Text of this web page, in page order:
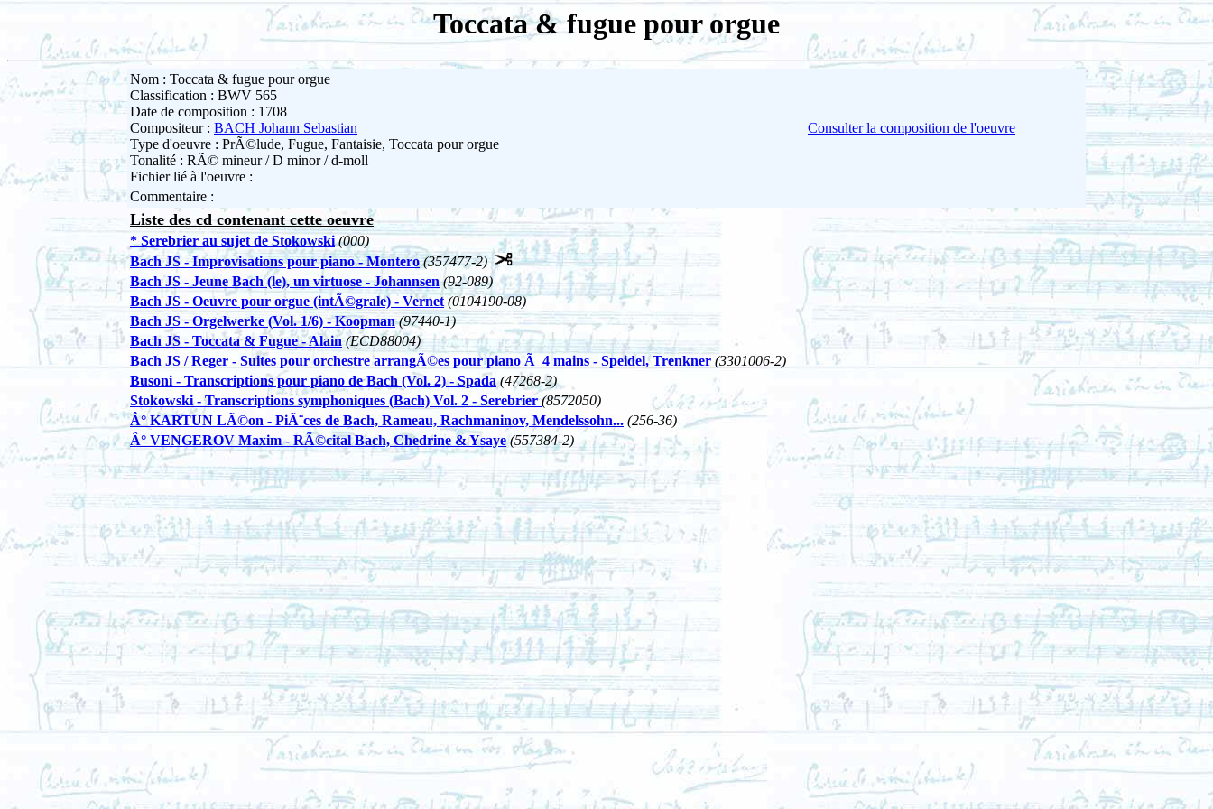
Toccata & fugue pour orgue
Nom : Toccata & fugue pour orgue
Classification : BWV 565
Date de composition : 1708
Compositeur : BACH Johann Sebastian
Type d'oeuvre : PrÃ©lude, Fugue, Fantaisie, Toccata pour orgue
Tonalité : RÃ© mineur / D minor / d-moll
Fichier lié à l'oeuvre :
Consulter la composition de l'oeuvre
Commentaire :
Liste des cd contenant cette oeuvre
* Serebrier au sujet de Stokowski (000)
Bach JS - Improvisations pour piano - Montero (357477-2)
Bach JS - Jeune Bach (le), un virtuose - Johannsen (92-089)
Bach JS - Oeuvre pour orgue (intÃ©grale) - Vernet (0104190-08)
Bach JS - Orgelwerke (Vol. 1/6) - Koopman (97440-1)
Bach JS - Toccata & Fugue - Alain (ECD88004)
Bach JS / Reger - Suites pour orchestre arrangÃ©es pour piano Ã 4 mains - Speidel, Trenkner (3301006-2)
Busoni - Transcriptions pour piano de Bach (Vol. 2) - Spada (47268-2)
Stokowski - Transcriptions symphoniques (Bach) Vol. 2 - Serebrier(8572050)
Â° KARTUN LÃ©on - PiÃ¨ces de Bach, Rameau, Rachmaninov, Mendelssohn... (256-36)
Â° VENGEROV Maxim - RÃ©cital Bach, Chedrine & Ysaye (557384-2)